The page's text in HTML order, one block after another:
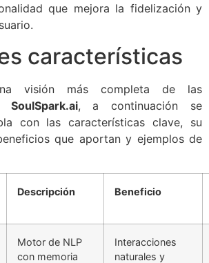
que mejora la fidelización y
características
visión más completa de las
SoulSpark.ai, a continuación se
con las características clave, su
que aportan y ejemplos de
Descripción Beneficio
Motor de NLP
con memoria
Interacciones
naturales y